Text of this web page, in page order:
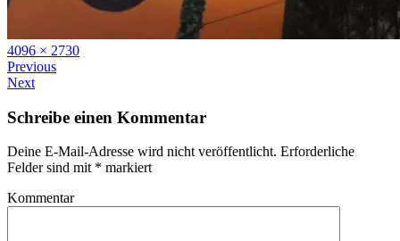
Full
size
4096 × 2730
Previous
Next
Schreibe einen Kommentar
Deine E-Mail-Adresse wird nicht veröffentlicht. Erforderliche
Felder sind mit * markiert
Kommentar